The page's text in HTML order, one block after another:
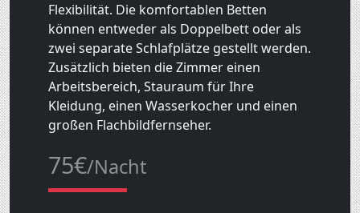
Flexibilität. Die komfortablen Betten
können entweder als Doppelbett oder als
zwei separate Schlafplätze gestellt werden.
Zusätzlich bieten die Zimmer einen
Arbeitsbereich, Stauraum für Ihre
Kleidung, einen Wasserkocher und einen
großen Flachbildfernseher.
75€/Nacht